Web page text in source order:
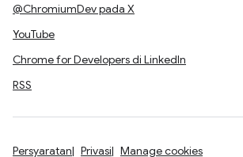
@ChromiumDev pada X
YouTube
Chrome for Developers di LinkedIn
RSS
Persyaratan Privasi Manage cookies